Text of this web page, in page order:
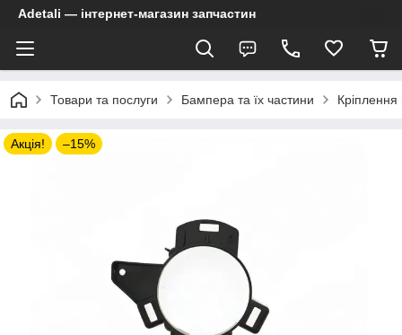
Adetali — інтернет-магазин запчастин
Товари та послуги Бампера та їх частини
Акція! –15%